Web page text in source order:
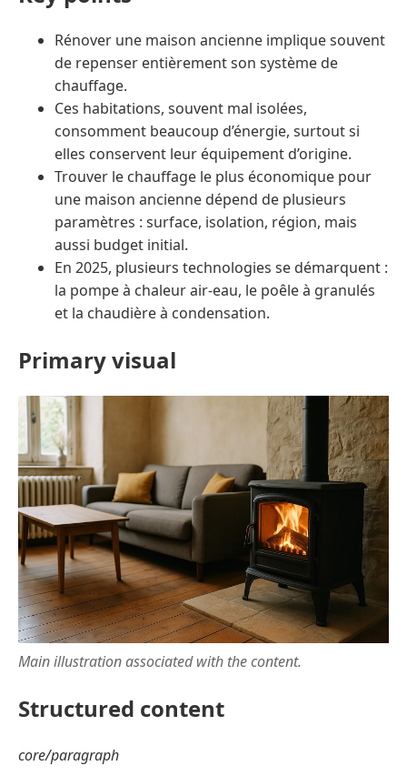
Rénover une maison ancienne implique souvent
de repenser entièrement son système de
chauffage.
Ces habitations, souvent mal isolées,
consomment beaucoup d’énergie, surtout si
elles conservent leur équipement d’origine.
Trouver le chauffage le plus économique pour
une maison ancienne dépend de plusieurs
paramètres : surface, isolation, région, mais
aussi budget initial.
En 2025, plusieurs technologies se démarquent :
la pompe à chaleur air-eau, le poêle à granulés
et la chaudière à condensation.
Primary visual
Main illustration associated with the content.
Structured content
core/paragraph